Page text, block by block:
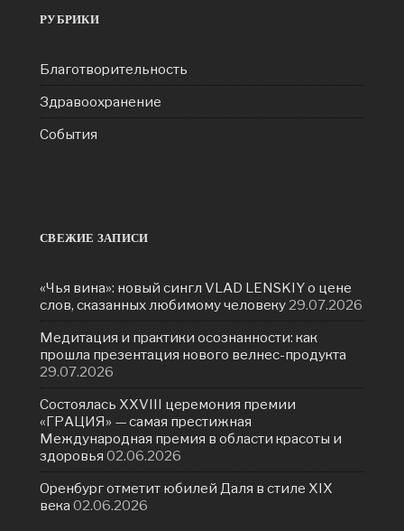
РУБРИКИ
Благотворительность
Здравоохранение
События
СВЕЖИЕ ЗАПИСИ
«Чья вина»: новый сингл VLAD LENSKIY о цене
слов, сказанных любимому человеку29.07.2026
Медитация и практики осознанности: как
прошла презентация нового велнес-продукта
29.07.2026
Состоялась ХXVIII церемония премии
«ГРАЦИЯ» — самая престижная
Международная премия в области красоты и
здоровья 02.06.2026
Оренбург отметит юбилей Даля в стиле XIX
века 02.06.2026